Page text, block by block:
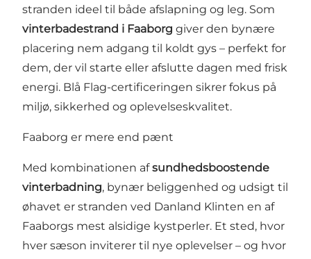
stranden ideel til både afslapning og leg. Som
vinterbadestrand i Faaborg giver den bynære
placering nem adgang til koldt gys – perfekt for
dem, der vil starte eller afslutte dagen med frisk
energi. Blå Flag-certificeringen sikrer fokus på
miljø, sikkerhed og oplevelseskvalitet.
Faaborg er mere end pænt
Med kombinationen afsundhedsboostende
vinterbadning, bynær beliggenhed og udsigt til
øhavet er stranden ved Danland Klinten en af
Faaborgs mest alsidige kystperler. Et sted, hvor
hver sæson inviterer til nye oplevelser – og hvor